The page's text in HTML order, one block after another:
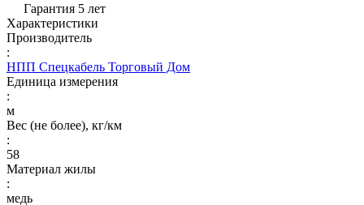
Гарантия 5 лет
Характеристики
Производитель
:
НПП Спецкабель Торговый Дом
Единица измерения
:
м
Вес (не более), кг/км
:
58
Материал жилы
:
медь